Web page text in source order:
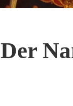
Der